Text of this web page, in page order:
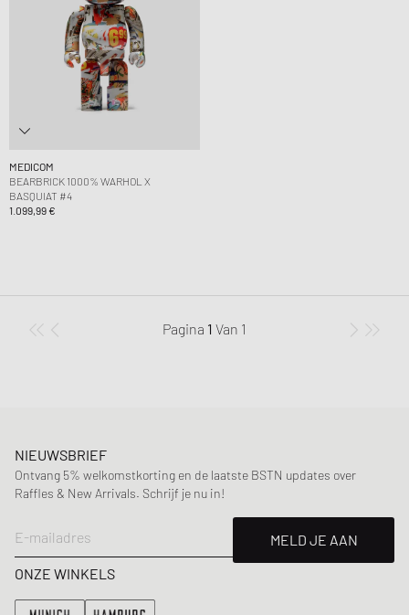
MEDICOM
BEARBRICK 1000% WARHOL X
BASQUIAT #4
1.099,99 €
Pagina 1 Van 1
NIEUWSBRIEF
Ontvang 5% welkomstkorting en de laatste BSTN updates over
Raffles & New Arrivals. Schrijf je nu in!
E-mailadres
MELD JE AAN
ONZE WINKELS